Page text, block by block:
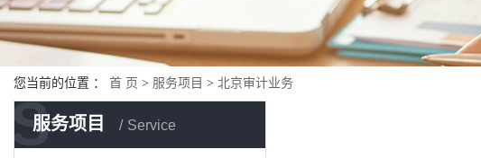
您当前的位置 ： 首 页 > 服务项目 > 北京审计业务
服务项目 Service
S